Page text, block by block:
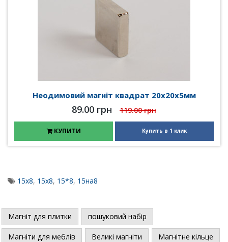
Неодимовий магніт квадрат 20х20х5мм
89.00 грн 119.00 грн
КУПИТИ Купить в 1 клик
15x8, 15х8, 15*8, 15на8
Магніт для плитки пошуковий набір
Магніти для меблів Великі магніти Магнітне кільце